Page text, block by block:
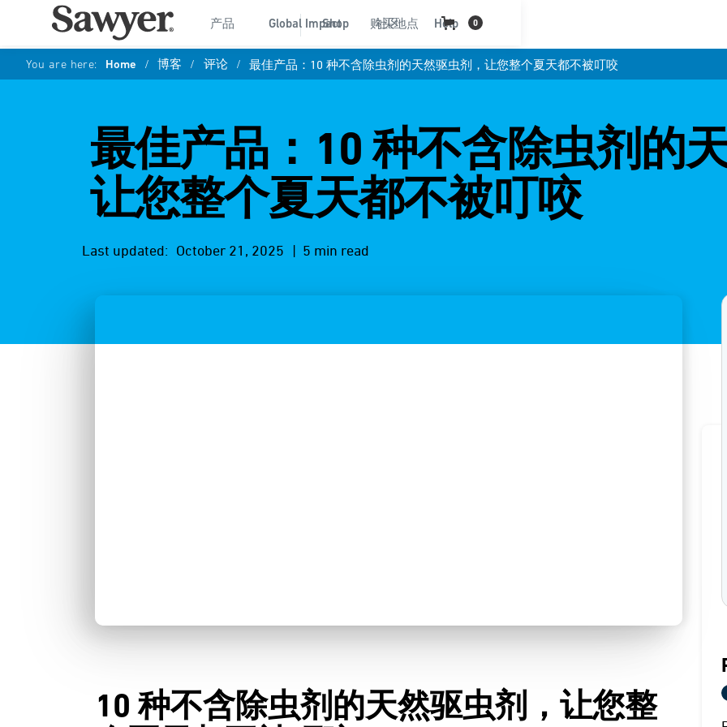
产品 Global Impact 社区 Help
Shop 购买地点 0
You are here: Home / 博客 / 评论 / 最佳产品：10 种不含除虫剂的天然驱虫剂，让您整个夏天都不被叮咬
最佳产品：10 种不含除虫剂的
让您整个夏天都不被叮咬
Last updated: October 21, 2025 | 5 min read
10 种不含除虫剂的天然驱虫剂，让您整